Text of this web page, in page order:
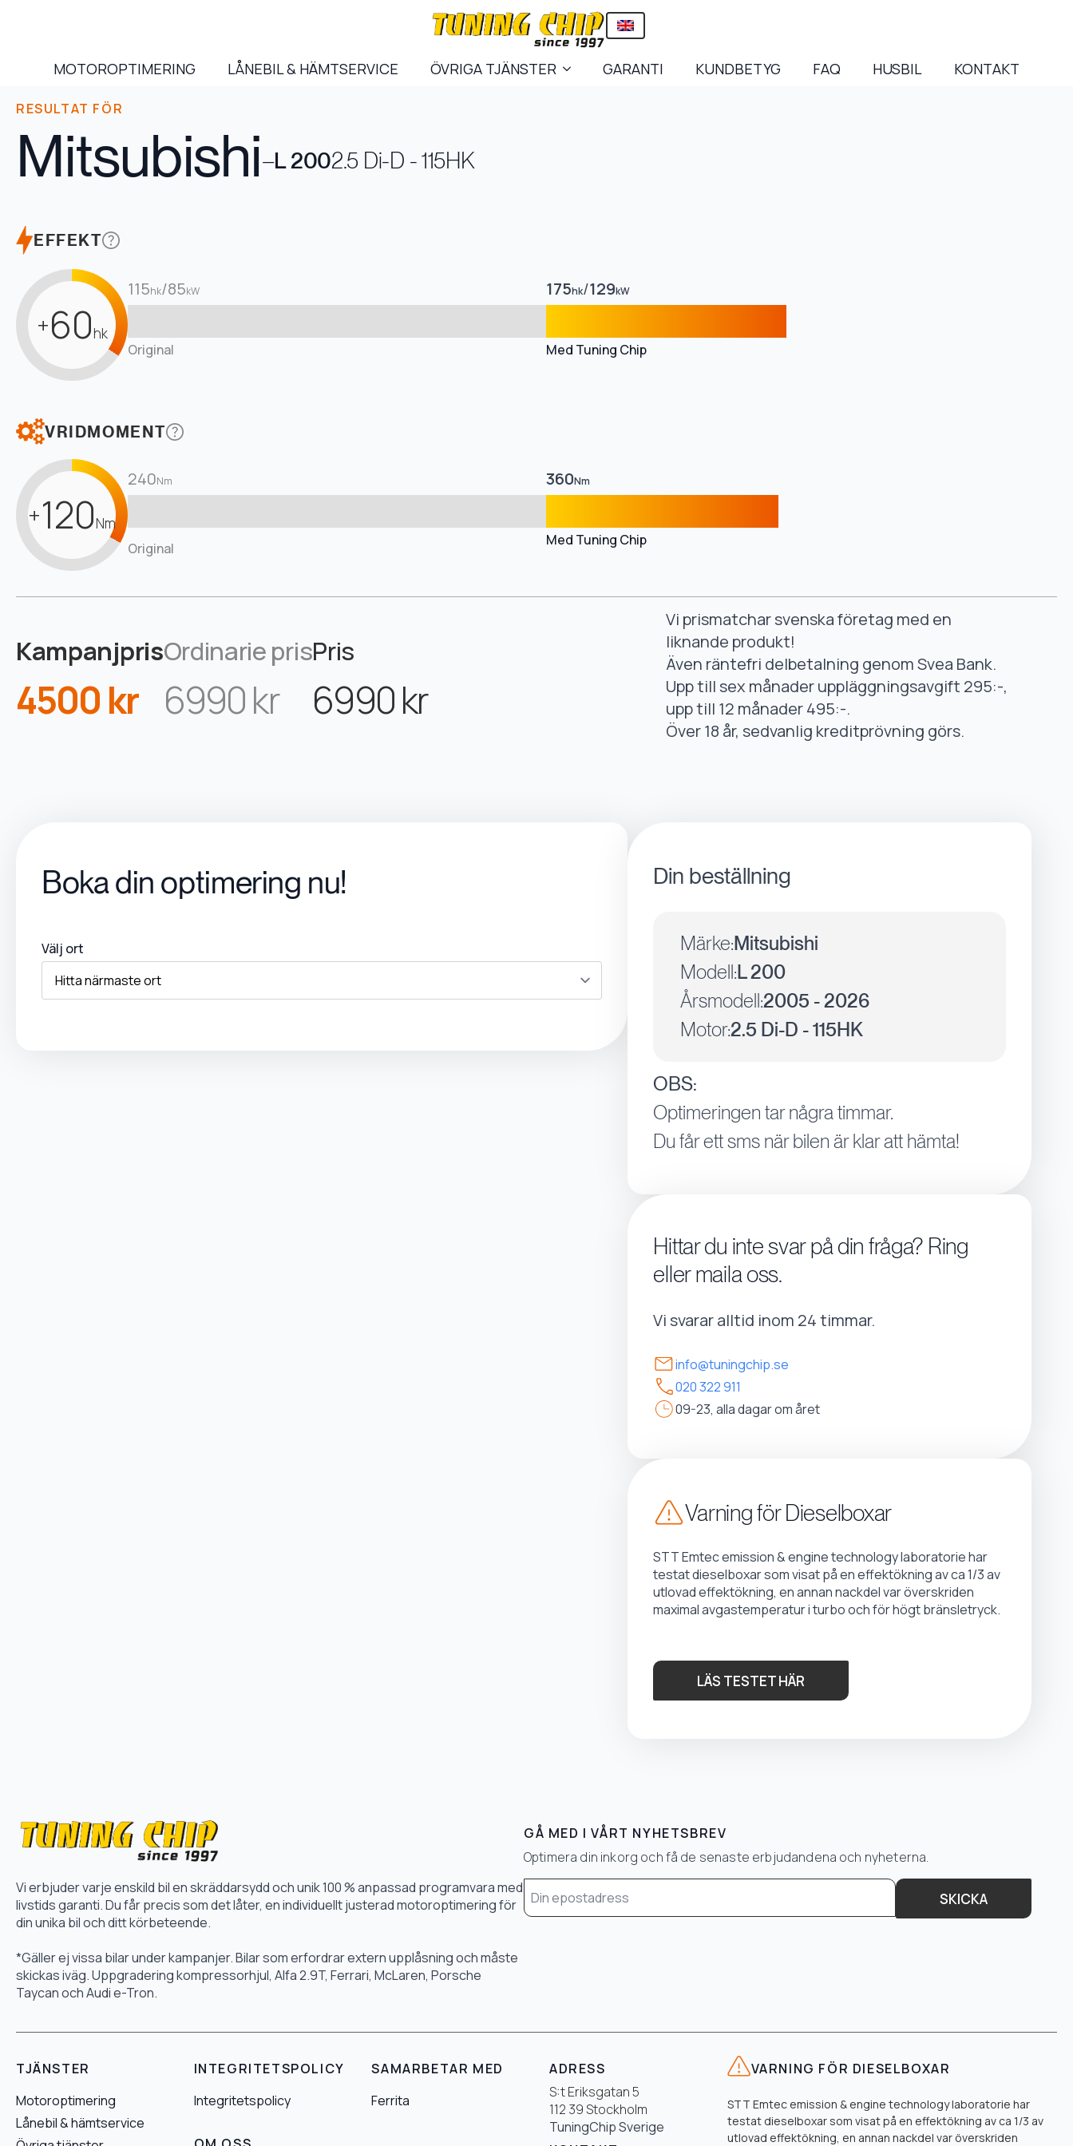
MOTOROPTIMERING LÅNEBIL & HÄMTSERVICE ÖVRIGA TJÄNSTER GARANTI KUNDBETYG FAQ HUSBIL KONTAKT
RESULTAT FÖR
Mitsubishi–L 2002.5 Di-D - 115HK
EFFEKT
+60hk
115hk/85kW 175hk/129kW
Original Med Tuning Chip
VRIDMOMENT
+120Nm
240Nm 360Nm
Original Med Tuning Chip
Kampanjpris
4500 kr
Ordinarie pris
6990 kr
Pris
6990 kr
Vi prismatchar svenska företag med en
liknande produkt!
Även räntefri delbetalning genom Svea Bank.
Upp till sex månader uppläggningsavgift 295:-,
upp till 12 månader 495:-.
Över 18 år, sedvanlig kreditprövning görs.
Boka din optimering nu!
Välj ort
Din beställning
Märke:Mitsubishi
Modell:L 200
Årsmodell:2005 - 2026
Motor:2.5 Di-D - 115HK
OBS:
Optimeringen tar några timmar.
Du får ett sms när bilen är klar att hämta!
Hittar du inte svar på din fråga? Ring
eller maila oss.
Vi svarar alltid inom 24 timmar.
info@tuningchip.se
020 322 911
09-23, alla dagar om året
Varning för Dieselboxar
STT Emtec emission & engine technology laboratorie har
testat dieselboxar som visat på en effektökning av ca 1/3 av
utlovad effektökning, en annan nackdel var överskriden
maximal avgastemperatur i turbo och för högt bränsletryck.
LÄS TESTET HÄR
Vi erbjuder varje enskild bil en skräddarsydd och unik 100 % anpassad programvara med
livstids garanti. Du får precis som det låter, en individuellt justerad motoroptimering för
din unika bil och ditt körbeteende.
*Gäller ej vissa bilar under kampanjer. Bilar som erfordrar extern upplåsning och måste
skickas iväg. Uppgradering kompressorhjul, Alfa 2.9T, Ferrari, McLaren, Porsche
Taycan och Audi e-Tron.
GÅ MED I VÅRT NYHETSBREV
Optimera din inkorg och få de senaste erbjudandena och nyheterna.
Email
* SKICKA
TJÄNSTER
Motoroptimering
Lånebil & hämtservice
INTEGRITETSPOLICY
Integritetspolicy
SAMARBETAR MED
Ferrita
ADRESS
S:t Eriksgatan 5
112 39 Stockholm
TuningChip Sverige
VARNING FÖR DIESELBOXAR
STT Emtec emission & engine technology laboratorie har
testat dieselboxar som visat på en effektökning av ca 1/3 av
utlovad effektökning, en annan nackdel var överskriden